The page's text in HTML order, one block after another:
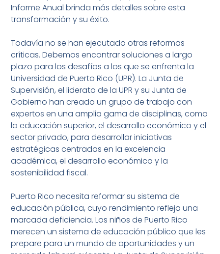
Informe Anual brinda más detalles sobre esta
transformación y su éxito.
Todavía no se han ejecutado otras reformas
críticas. Debemos encontrar soluciones a largo
plazo para los desafíos a los que se enfrenta la
Universidad de Puerto Rico (UPR). La Junta de
Supervisión, el liderato de la UPR y su Junta de
Gobierno han creado un grupo de trabajo con
expertos en una amplia gama de disciplinas, como
la educación superior, el desarrollo económico y el
sector privado, para desarrollar iniciativas
estratégicas centradas en la excelencia
académica, el desarrollo económico y la
sostenibilidad fiscal.
Puerto Rico necesita reformar su sistema de
educación pública, cuyo rendimiento refleja una
marcada deficiencia. Los niños de Puerto Rico
merecen un sistema de educación público que les
prepare para un mundo de oportunidades y un